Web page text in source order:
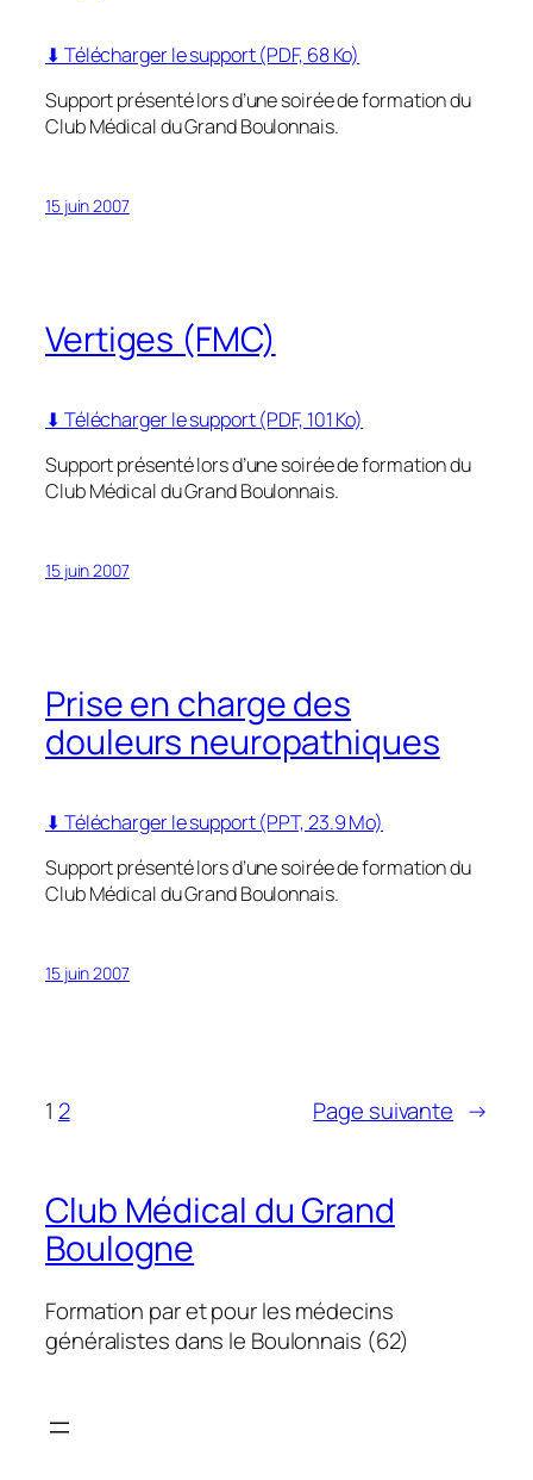
⬇ Télécharger le support (PDF, 68 Ko)
Support présenté lors d’une soirée de formation du
Club Médical du Grand Boulonnais.
15 juin 2007
Vertiges (FMC)
⬇ Télécharger le support (PDF, 101 Ko)
Support présenté lors d’une soirée de formation du
Club Médical du Grand Boulonnais.
15 juin 2007
Prise en charge des
douleurs neuropathiques
⬇ Télécharger le support (PPT, 23.9 Mo)
Support présenté lors d’une soirée de formation du
Club Médical du Grand Boulonnais.
15 juin 2007
1 2 Page suivante →
Club Médical du Grand
Boulogne
Formation par et pour les médecins
généralistes dans le Boulonnais (62)